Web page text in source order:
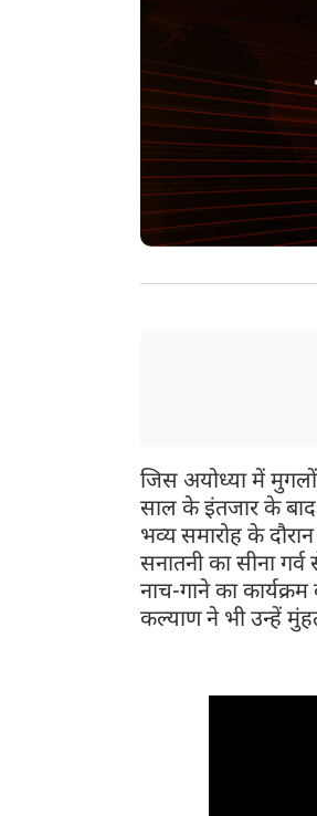
जिस अयोध्या में
साल के इंतजार के बाद
भव्य समारोह के
सनातनी का सीना गर्व
नाच-गाने का
कल्याण ने भी उन्हें